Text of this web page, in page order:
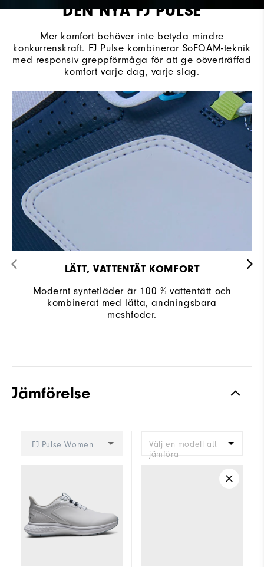
DEN NYA FJ PULSE
Mer komfort behöver inte betyda mindre
konkurrenskraft. FJ Pulse kombinerar SoFOAM-teknik
med responsiv greppförmåga för att ge oöverträffad
komfort varje dag, varje slag.
LÄTT, VATTENTÄT KOMFORT
Modernt syntetläder är 100 % vattentätt och
kombinerat med lätta, andningsbara
meshfoder.
Jämförelse
FJ Pulse Women
Välj en modell att
jämföra